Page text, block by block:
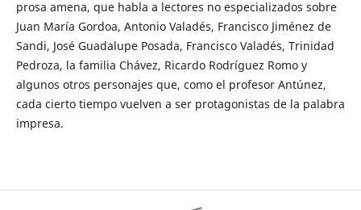
prosa amena, que habla a lectores no especializados sobre
Juan María Gordoa, Antonio Valadés, Francisco Jiménez de
Sandi, José Guadalupe Posada, Francisco Valadés, Trinidad
Pedroza, la familia Chávez, Ricardo Rodríguez Romo y
algunos otros personajes que, como el profesor Antúnez,
cada cierto tiempo vuelven a ser protagonistas de la palabra
impresa.